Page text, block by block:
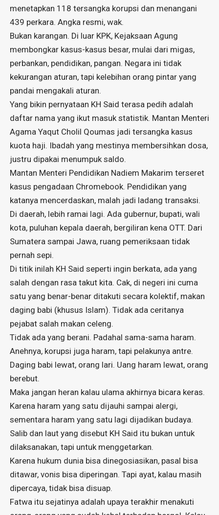
menetapkan 118 tersangka korupsi dan menangani
439 perkara. Angka resmi, wak.
Bukan karangan. Di luar KPK, Kejaksaan Agung
membongkar kasus-kasus besar, mulai dari migas,
perbankan, pendidikan, pangan. Negara ini tidak
kekurangan aturan, tapi kelebihan orang pintar yang
pandai mengakali aturan.
Yang bikin pernyataan KH Said terasa pedih adalah
daftar nama yang ikut masuk statistik. Mantan Menteri
Agama Yaqut Cholil Qoumas jadi tersangka kasus
kuota haji. Ibadah yang mestinya membersihkan dosa,
justru dipakai menumpuk saldo.
Mantan Menteri Pendidikan Nadiem Makarim terseret
kasus pengadaan Chromebook. Pendidikan yang
katanya mencerdaskan, malah jadi ladang transaksi.
Di daerah, lebih ramai lagi. Ada gubernur, bupati, wali
kota, puluhan kepala daerah, bergiliran kena OTT. Dari
Sumatera sampai Jawa, ruang pemeriksaan tidak
pernah sepi.
Di titik inilah KH Said seperti ingin berkata, ada yang
salah dengan rasa takut kita. Cak, di negeri ini cuma
satu yang benar-benar ditakuti secara kolektif, makan
daging babi (khusus Islam). Tidak ada ceritanya
pejabat salah makan celeng.
Tidak ada yang berani. Padahal sama-sama haram.
Anehnya, korupsi juga haram, tapi pelakunya antre.
Daging babi lewat, orang lari. Uang haram lewat, orang
berebut.
Maka jangan heran kalau ulama akhirnya bicara keras.
Karena haram yang satu dijauhi sampai alergi,
sementara haram yang satu lagi dijadikan budaya.
Salib dan laut yang disebut KH Said itu bukan untuk
dilaksanakan, tapi untuk menggetarkan.
Karena hukum dunia bisa dinegosiasikan, pasal bisa
ditawar, vonis bisa diperingan. Tapi ayat, kalau masih
dipercaya, tidak bisa disuap.
Fatwa itu sejatinya adalah upaya terakhir menakuti